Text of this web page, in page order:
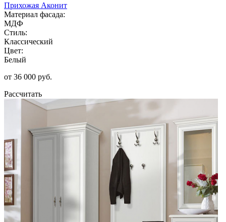
Прихожая Аконит
Материал фасада:
МДФ
Стиль:
Классический
Цвет:
Белый
от 36 000 руб.
Рассчитать